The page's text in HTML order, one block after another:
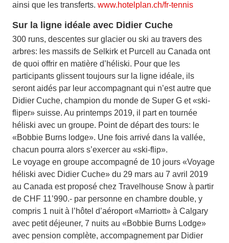
ainsi que les transferts. www.hotelplan.ch/fr-tennis
Sur la ligne idéale avec Didier Cuche
300 runs, descentes sur glacier ou ski au travers des
arbres: les massifs de Selkirk et Purcell au Canada ont
de quoi offrir en matière d’héliski. Pour que les
participants glissent toujours sur la ligne idéale, ils
seront aidés par leur accompagnant qui n’est autre que
Didier Cuche, champion du monde de Super G et «ski-
fliper» suisse. Au printemps 2019, il part en tournée
héliski avec un groupe. Point de départ des tours: le
«Bobbie Burns lodge». Une fois arrivé dans la vallée,
chacun pourra alors s’exercer au «ski-flip».
Le voyage en groupe accompagné de 10 jours «Voyage
héliski avec Didier Cuche» du 29 mars au 7 avril 2019
au Canada est proposé chez Travelhouse Snow à partir
de CHF 11’990.- par personne en chambre double, y
compris 1 nuit à l’hôtel d’aéroport «Marriott» à Calgary
avec petit déjeuner, 7 nuits au «Bobbie Burns Lodge»
avec pension complète, accompagnement par Didier